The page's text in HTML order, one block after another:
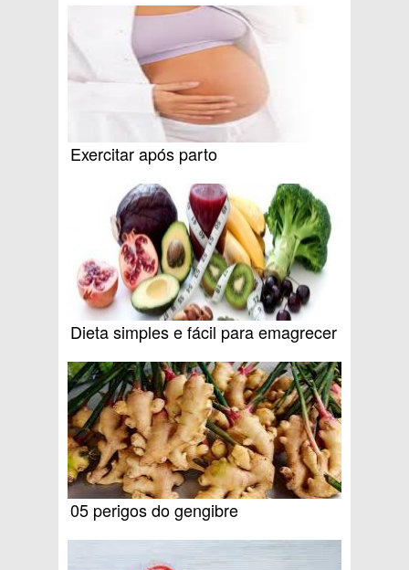
Exercitar após parto
Dieta simples e fácil para emagrecer
05 perigos do gengibre